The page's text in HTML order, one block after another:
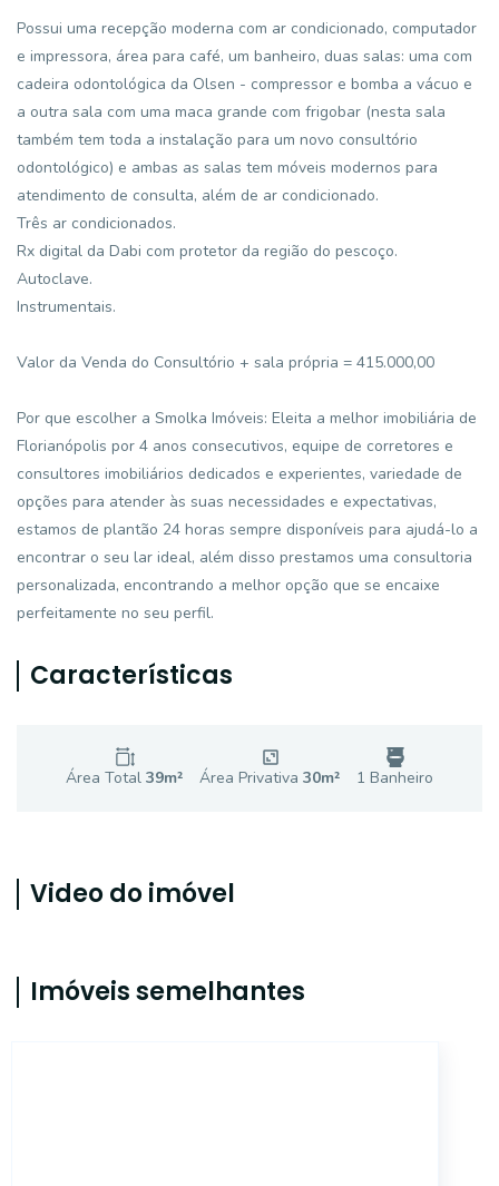
Possui uma recepção moderna com ar condicionado, computador
e impressora, área para café, um banheiro, duas salas: uma com
cadeira odontológica da Olsen - compressor e bomba a vácuo e
a outra sala com uma maca grande com frigobar (nesta sala
também tem toda a instalação para um novo consultório
odontológico) e ambas as salas tem móveis modernos para
atendimento de consulta, além de ar condicionado.
Três ar condicionados.
Rx digital da Dabi com protetor da região do pescoço.
Autoclave.
Instrumentais.
Valor da Venda do Consultório + sala própria = 415.000,00
Por que escolher a Smolka Imóveis: Eleita a melhor imobiliária de
Florianópolis por 4 anos consecutivos, equipe de corretores e
consultores imobiliários dedicados e experientes, variedade de
opções para atender às suas necessidades e expectativas,
estamos de plantão 24 horas sempre disponíveis para ajudá-lo a
encontrar o seu lar ideal, além disso prestamos uma consultoria
personalizada, encontrando a melhor opção que se encaixe
perfeitamente no seu perfil.
Características
Área Total 39m² Área Privativa 30m² 1 Banheiro
Video do imóvel
Imóveis semelhantes